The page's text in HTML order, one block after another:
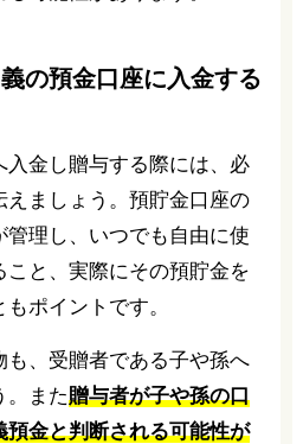
の預金口座に入金する
金し贈与する際には、必
ましょう。預貯金口座の
理し、いつでも自由に使
こと、実際にその預貯金を
ポイントです。
、受贈者である子や孫へ
。また贈与者が子や孫の口
金と判断される可能性が